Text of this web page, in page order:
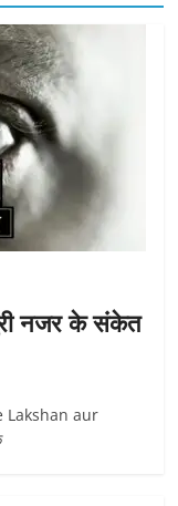
नजर के संकेत
Lakshan aur